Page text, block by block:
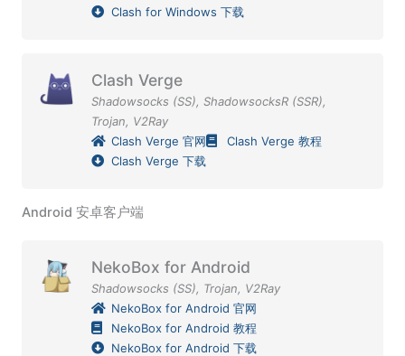
Clash for Windows 下载
Clash Verge
Shadowsocks (SS), ShadowsocksR (SSR),
Trojan, V2Ray
Clash Verge 官网
Clash Verge 教程
Clash Verge 下载
Android 安卓客户端
NekoBox for Android
Shadowsocks (SS), Trojan, V2Ray
NekoBox for Android 官网
NekoBox for Android 教程
NekoBox for Android 下载